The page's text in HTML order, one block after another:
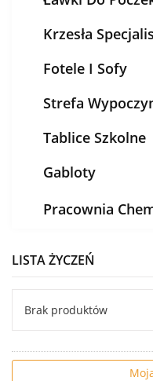
Krzesła
Fotele I Sofy
Strefa
Tablice Szkolne
Gabloty
Pracownia
LISTA ŻYCZEŃ
Brak produktów